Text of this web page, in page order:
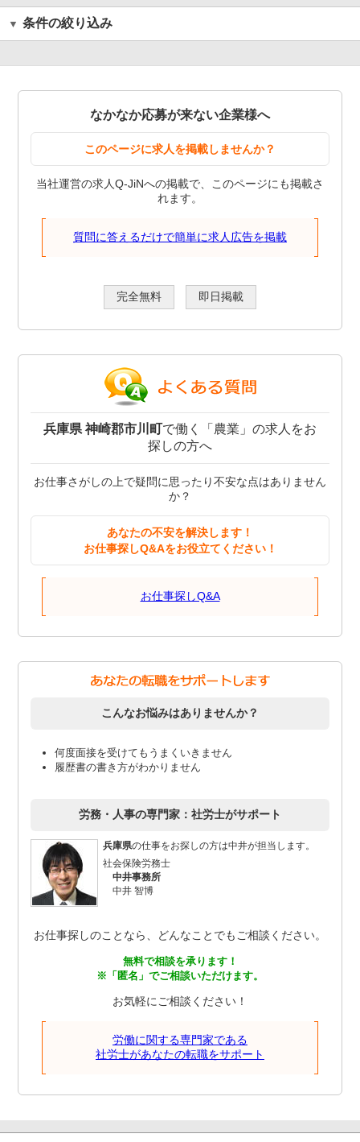
条件の絞り込み
なかなか応募が来ない企業様へ
このページに求人を掲載しませんか？
当社運営の求人Q-JiNへの掲載で、このページにも掲載さ
れます。
質問に答えるだけで簡単に求人広告を掲載
完全無料 即日掲載
兵庫県 神崎郡市川町で働く「農業」の求人をお
探しの方へ
お仕事さがしの上で疑問に思ったり不安な点はありません
か？
あなたの不安を解決します！
お仕事探しQ&Aをお役立てください！
お仕事探しQ&A
こんなお悩みはありませんか？
何度面接を受けてもうまくいきません
履歴書の書き方がわかりません
労務・人事の専門家：社労士がサポート
兵庫県の仕事をお探しの方は中井が担当します。
社会保険労務士
中井事務所
中井 智博
お仕事探しのことなら、どんなことでもご相談ください。
無料で相談を承ります！
※「匿名」でご相談いただけます。
お気軽にご相談ください！
労働に関する専門家である
社労士があなたの転職をサポート